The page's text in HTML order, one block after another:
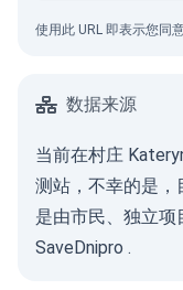
使用此 URL 即表示您同
数据来源
当前在村庄
测站，不幸的是，
是由市民、独立项
SaveDnipro .